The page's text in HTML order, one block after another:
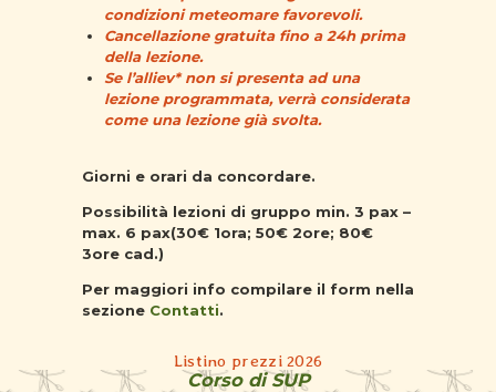
condizioni meteomare favorevoli.
Cancellazione gratuita fino a 24h prima
della lezione.
Se l’alliev* non si presenta ad una
lezione programmata, verrà considerata
come una lezione già svolta.
Giorni e orari da concordare.
Possibilità lezioni di gruppo min. 3 pax –
max. 6 pax(30€ 1ora; 50€ 2ore; 80€
3ore cad.)
Per maggiori info compilare il form nella
sezione Contatti.
Listino prezzi 2026
Corso di SUP